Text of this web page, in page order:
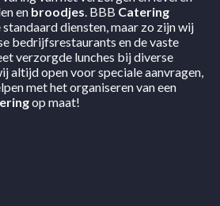
en broodjes. BBB Catering
diensten, maar zo zijn wij
bedrijfsrestaurants en de vaste
verzorgde lunches bij diverse
altijd open voor speciale aanvragen,
met het organiseren van een
op maat!